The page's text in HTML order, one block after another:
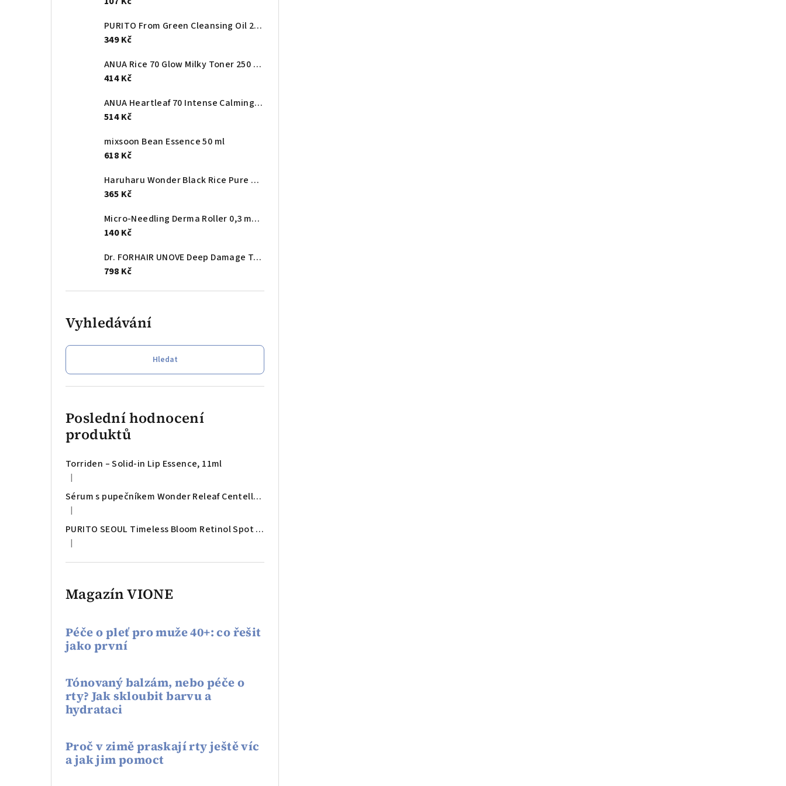
PURITO From Green Cleansing Oil 200 ml
349 Kč
ANUA Rice 70 Glow Milky Toner 250 ml – rozjasňující rýžový mléčný toner s niacinamidem a ceramidy
414 Kč
ANUA Heartleaf 70 Intense Calming Cream 50 ml
514 Kč
mixsoon Bean Essence 50 ml
618 Kč
Haruharu Wonder Black Rice Pure Mineral Relief Daily Sunscreen SPF50+ PA++++
365 Kč
Micro-Needling Derma Roller 0,3 mm - mikrojehličkový aplikátor na obličej
140 Kč
Dr. FORHAIR UNOVE Deep Damage Treatment EX Tender Bloom 207 ml
798 Kč
Vyhledávání
Hledat
Poslední hodnocení
produktů
Torriden – Solid-in Lip Essence, 11ml
Hodnocení produktu je 5 z 5 hvězdiček.
|
Sérum s pupečníkem Wonder Releaf Centella Serum Unscented Mini
Hodnocení produktu je 5 z 5 hvězdiček.
|
PURITO SEOUL Timeless Bloom Retinol Spot Cream 30 ml – cílený noční retinolový krém na vrásky a textur
Hodnocení produktu je 5 z 5 hvězdiček.
|
Magazín VIONE
Péče o pleť pro muže 40+: co řešit
jako první
Tónovaný balzám, nebo péče o
rty? Jak skloubit barvu a
hydrataci
Proč v zimě praskají rty ještě víc
a jak jim pomoct